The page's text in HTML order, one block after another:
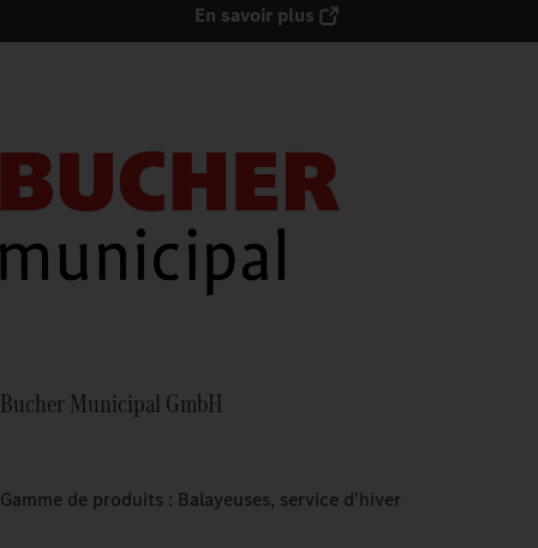
En savoir plus
Bucher Municipal GmbH
Gamme de produits : Balayeuses, service d'hiver